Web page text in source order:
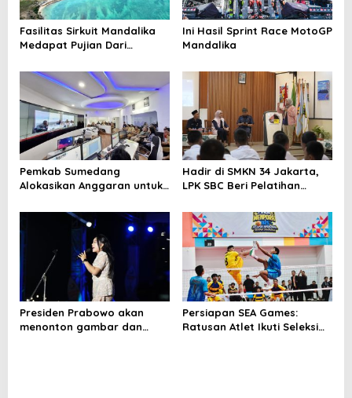
Fasilitas Sirkuit Mandalika
Medapat Pujian Dari
Ini Hasil Sprint Race MotoGP
Mandalika
Pemkab Sumedang
Alokasikan Anggaran untuk
2024
Hadir di SMKN 34 Jakarta,
LPK SBC Beri Pelatihan
Presiden Prabowo akan
menonton gambar dan
Persiapan SEA Games:
Ratusan Atlet Ikuti Seleksi